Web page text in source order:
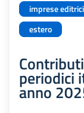
imprese editrici
estero
periodici
anno